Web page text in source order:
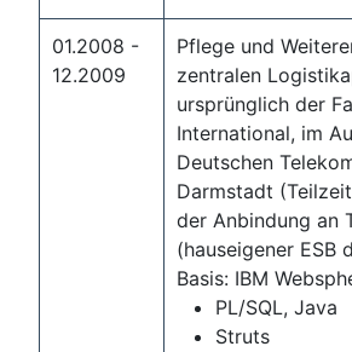
01.2008 -
12.2009
Pflege und
zentralen
ursprünglich der
International, im
Deutschen
Darmstadt
der Anbindung an
(hauseigener ESB
Basis: IBM
PL/SQL, Java
Struts